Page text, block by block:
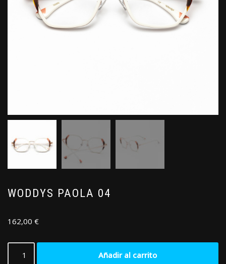
WODDYS PAOLA 04
162,00 €
Añadir al carrito